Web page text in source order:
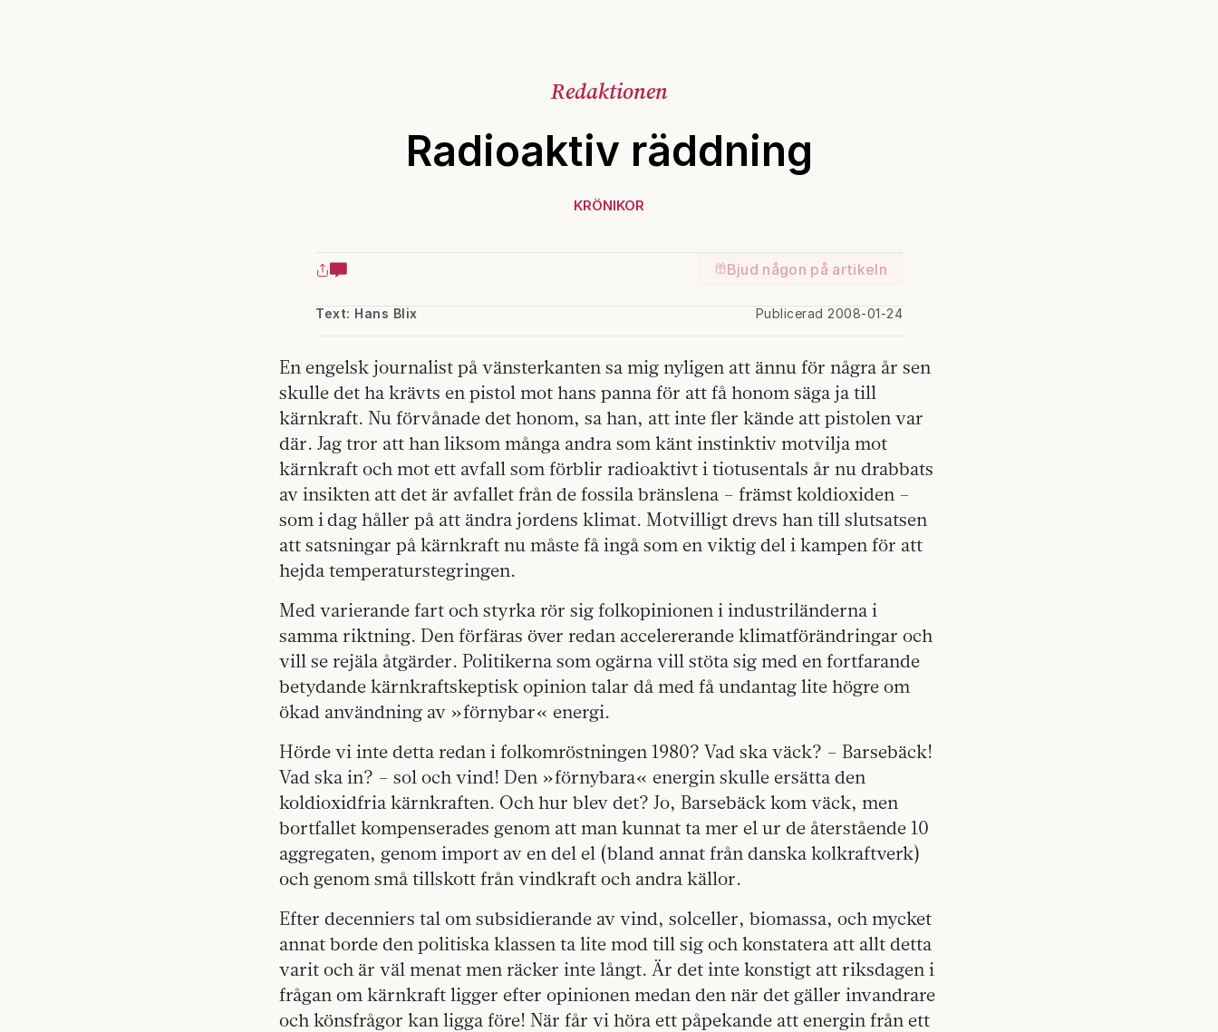
Redaktionen
Radioaktiv räddning
KRÖNIKOR
Bjud någon på artikeln
Text: Hans Blix Publicerad 2008-01-24
En engelsk journalist på vänsterkanten sa mig nyligen att ännu för några år sen
skulle det ha krävts en pistol mot hans panna för att få honom säga ja till
kärnkraft. Nu förvånade det honom, sa han, att inte fler kände att pistolen var
där. Jag tror att han liksom många andra som känt instinktiv motvilja mot
kärnkraft och mot ett avfall som förblir radioaktivt i tiotusentals år nu drabbats
av insikten att det är avfallet från de fossila bränslena – främst koldioxiden –
som i dag håller på att ändra jordens klimat. Motvilligt drevs han till slutsatsen
att satsningar på kärnkraft nu måste få ingå som en viktig del i kampen för att
hejda temperaturstegringen.
Med varierande fart och styrka rör sig folkopinionen i industriländerna i
samma riktning. Den förfäras över redan accelererande klimatförändringar och
vill se rejäla åtgärder. Politikerna som ogärna vill stöta sig med en fortfarande
betydande kärnkraftskeptisk opinion talar då med få undantag lite högre om
ökad användning av »förnybar« energi.
Hörde vi inte detta redan i folkomröstningen 1980? Vad ska väck? – Barsebäck!
Vad ska in? – sol och vind! Den »förnybara« energin skulle ersätta den
koldioxidfria kärnkraften. Och hur blev det? Jo, Barsebäck kom väck, men
bortfallet kompenserades genom att man kunnat ta mer el ur de återstående 10
aggregaten, genom import av en del el (bland annat från danska kolkraftverk)
och genom små tillskott från vindkraft och andra källor.
Efter decenniers tal om subsidierande av vind, solceller, biomassa, och mycket
annat borde den politiska klassen ta lite mod till sig och konstatera att allt detta
varit och är väl menat men räcker inte långt. Är det inte konstigt att riksdagen i
frågan om kärnkraft ligger efter opinionen medan den när det gäller invandrare
och könsfrågor kan ligga före! När får vi höra ett påpekande att energin från ett